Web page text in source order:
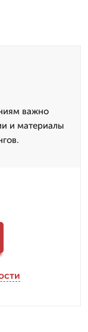
важно
и материалы